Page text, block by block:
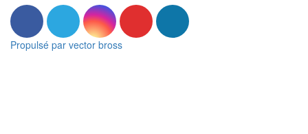
Propulsé par vector bross